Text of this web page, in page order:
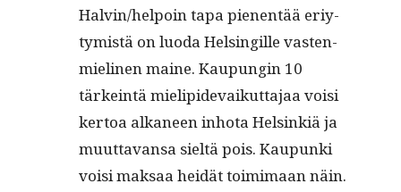
Halvin/helpoin tapa pienen­tää eriy­
tymistä on luo­da Helsingille vas­ten­
mieli­nen maine. Kaupun­gin 10
tärkein­tä mielipi­de­vaikut­ta­jaa voisi
ker­toa alka­neen inho­ta Helsinkiä ja
muut­ta­vansa sieltä pois. Kaupun­ki
voisi mak­saa hei­dät toim­i­maan näin.